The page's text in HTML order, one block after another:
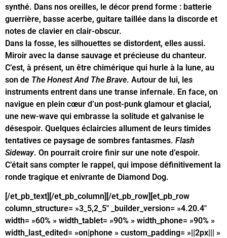
synthé. Dans nos oreilles, le décor prend forme : batterie
guerrière, basse acerbe, guitare taillée dans la discorde et
notes de clavier en clair-obscur.
Dans la fosse, les silhouettes se distordent, elles aussi.
Miroir avec la danse sauvage et précieuse du chanteur.
C’est, à présent, un être chimérique qui hurle à la lune, au
son de The Honest And The Brave. Autour de lui, les
instruments entrent dans une transe infernale. En face, on
navigue en plein cœur d’un post-punk glamour et glacial,
une new-wave qui embrasse la solitude et galvanise le
désespoir. Quelques éclaircies allument de leurs timides
tentatives ce paysage de sombres fantasmes. Flash
Sideway. On pourrait croire finir sur une note d’espoir.
C’était sans compter le rappel, qui impose définitivement la
ronde tragique et enivrante de Diamond Dog.
[/et_pb_text][/et_pb_column][/et_pb_row][et_pb_row
column_structure= »3_5,2_5″ _builder_version= »4.20.4″
width= »60% » width_tablet= »90% » width_phone= »90% »
width_last_edited= »on|phone » custom_padding= »||2px||| »